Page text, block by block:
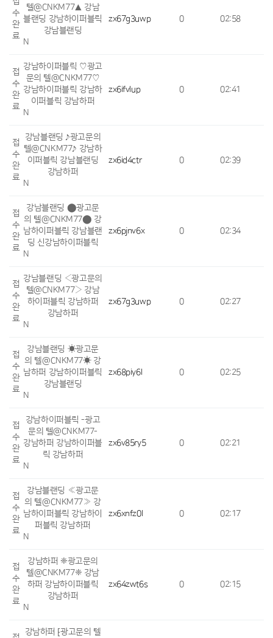
수
완
료
텔@CNKM77▲ 강남
블랜딩 강남하이퍼블릭
강남블랜딩
N
zx67g3uwp 0 02:58
접
수
완
료
강남하이퍼블릭 ♡광고
문의 텔@CNKM77♡
강남하이퍼블릭 강남하
이퍼블릭 강남하퍼
N
zx6ifvlup 0 02:41
접
수
완
료
강남블랜딩 ♪광고문의
텔@CNKM77♪ 강남하
이퍼블릭 강남블랜딩
강남하퍼
N
zx6id4ctr 0 02:39
접
수
완
료
강남블랜딩 ⬤광고문
의 텔@CNKM77⬤ 강
남하이퍼블릭 강남블랜
딩 신강남하이퍼블릭
N
zx6pjnv6x 0 02:34
접
수
완
료
강남블랜딩 ‹광고문의
텔@CNKM77› 강남
하이퍼블릭 강남하퍼
강남하퍼
N
zx67g3uwp 0 02:27
접
수
완
료
강남블랜딩 ☀광고문
의 텔@CNKM77☀ 강
남하퍼 강남하이퍼블릭
강남블랜딩
N
zx68piy6l 0 02:25
접
수
완
료
강남하이퍼블릭 -광고
문의 텔@CNKM77-
강남하퍼 강남하이퍼블
릭 강남하퍼
N
zx6v85ry5 0 02:21
접
수
완
료
강남블랜딩 «광고문
의 텔@CNKM77» 강
남하이퍼블릭 강남하이
퍼블릭 강남하퍼
N
zx6xnfz0l 0 02:17
접
수
완
료
강남하퍼 ❈광고문의
텔@CNKM77❈ 강남
하퍼 강남하이퍼블릭
강남하퍼
N
zx64zwt6s 0 02:15
강남하퍼 ⁅광고문의 텔